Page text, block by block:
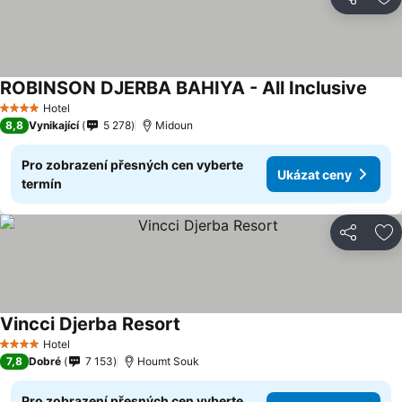
Sdílet
4 Počet hvězdiček
Hotel
ROBINSON DJERBA BAHIYA - All Inclusive
8,8 Vynikající 5 278 Midoun
Pro zobrazení přesných cen vyberte
termín
Ukázat ceny
Sdílet
4 Počet hvězdiček
Hotel
Vincci Djerba Resort
7,8 Dobré 7 153 Houmt Souk